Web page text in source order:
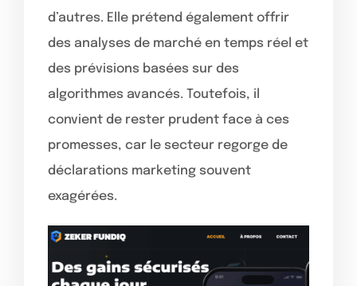
d’autres. Elle prétend également offrir
des analyses de marché en temps réel et
des prévisions basées sur des
algorithmes avancés. Toutefois, il
convient de rester prudent face à ces
promesses, car le secteur regorge de
déclarations marketing souvent
exagérées.